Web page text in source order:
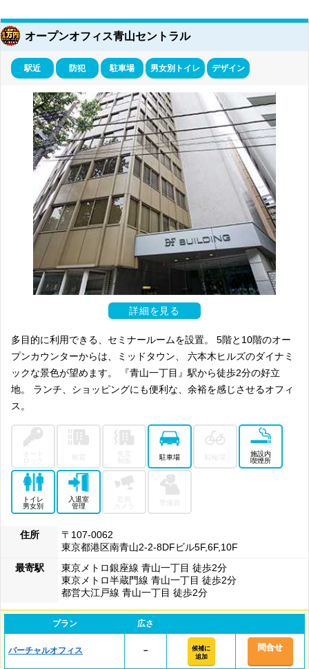
オープンオフィス青山セントラル
駅近 防犯 駐車場 男女別トイレ デザイン
詳細を見る
多目的に利用できる、セミナールームを設置。 5階と10階のオー
プンカウンターからは、ミッドタウン、 六本木ヒルズのダイナミ
ックな景色が望めます。 『青山一丁目』駅から徒歩2分の好立
地。 ランチ、ショッピングにも便利な、余裕を感じさせるオフィ
ス。
駐車場
施設内
喫煙所
トイレ
男女別
入退室
管理
カメラ
警備員
住所
〒107-0062
東京都港区南青山2-2-8DFビル5F,6F,10F
最寄駅
東京メトロ銀座線 青山一丁目 徒歩2分
東京メトロ半蔵門線 青山一丁目 徒歩2分
都営大江戸線 青山一丁目 徒歩2分
プラン 広さ
バーチャルオフィス －
候補に
追加
問合せ